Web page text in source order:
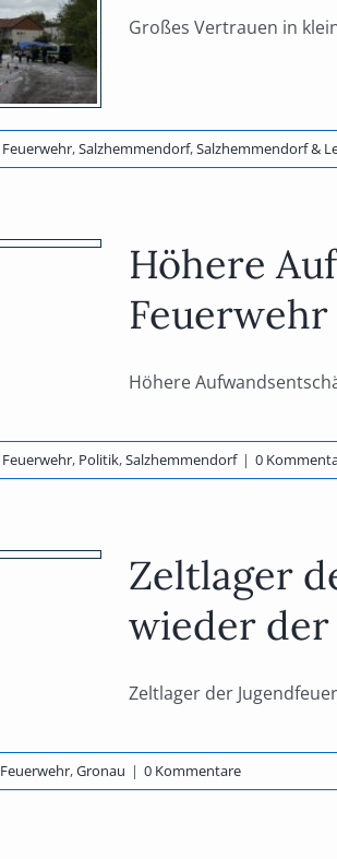
Großes Vertrauen in
Feuerwehr,Salzhemmendorf,Salzhemmendorf &
Höhere
Höhere
Feuerwehr, Politik,Salzhemmendorf | 0
Zeltlager
wieder der
Zeltlager der
Feuerwehr,Gronau | 0 Kommentare